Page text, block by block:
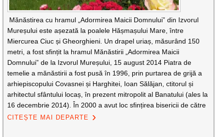
Mănăstirea cu hramul „Adormirea Maicii Domnului” din Izvorul
Mureșului este așezată la poalele Hășmașului Mare, între
Miercurea Ciuc și Gheorghieni. Un drapel uriaș, măsurând 150
metri, a fost sfințit la hramul Mănăstirii „Adormirea Maicii
Domnului” de la Izvorul Mureșului, 15 august 2014 Piatra de
temelie a mănăstirii a fost pusă în 1996, prin purtarea de grijă a
arhiepiscopului Covasnei și Harghitei, Ioan Sălăjan, ctitorul și
arhitectul sfântului locaș, în prezent mitropolit al Banatului (ales la
16 decembrie 2014). În 2000 a avut loc sfințirea bisericii de către
CITEȘTE MAI DEPARTE